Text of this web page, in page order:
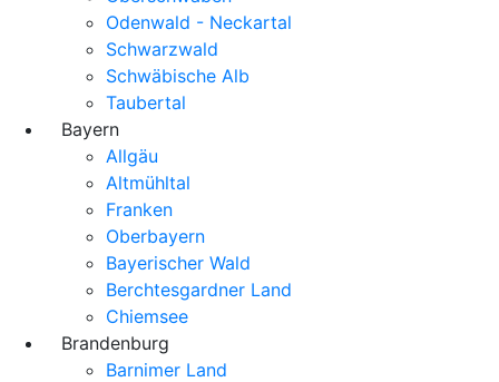
Odenwald - Neckartal
Schwarzwald
Schwäbische Alb
Taubertal
Bayern
Allgäu
Altmühltal
Franken
Oberbayern
Bayerischer Wald
Berchtesgardner Land
Chiemsee
Brandenburg
Barnimer Land